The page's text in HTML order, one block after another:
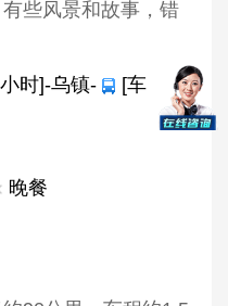
些风景和故事，错
时]-乌镇-
[车
晚餐